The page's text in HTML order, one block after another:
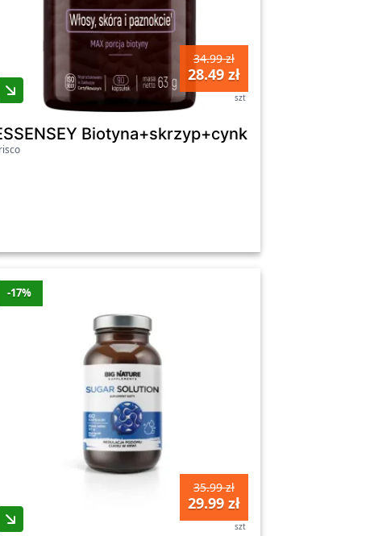
bio 500 ml - Joy Day
34.99 zł
28.49 zł
szt
Biotyna+skrzyp+cynk (90 kaps.) -
-17%
35.99 zł
29.99 zł
szt